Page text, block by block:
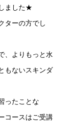
ました★
ターの方でし
、よりもっと水
もないスキンダ
ったことな
コースはご受講